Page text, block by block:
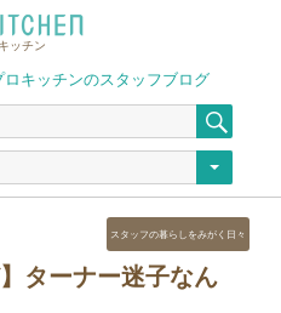
ッチン
キッチンのスタッフブログ
索
ターナー迷子なん
カ
テ
ゴ
スタッフの暮らしをみがく日々